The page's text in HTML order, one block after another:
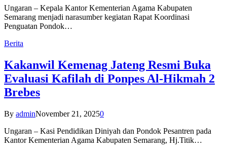
Ungaran – Kepala Kantor Kementerian Agama Kabupaten
Semarang menjadi narasumber kegiatan Rapat Koordinasi
Penguatan Pondok…
Berita
Kakanwil Kemenag Jateng Resmi Buka
Evaluasi Kafilah di Ponpes Al-Hikmah 2
Brebes
By adminNovember 21, 20250
Ungaran – Kasi Pendidikan Diniyah dan Pondok Pesantren pada
Kantor Kementerian Agama Kabupaten Semarang, Hj.Titik…